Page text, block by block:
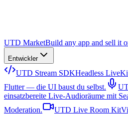
UTD MarketBuild any app and sell it
Entwickler
UTD Stream SDKHeadless
Flutter — die UI baust du selbst.
einsatzbereite Live-Audioräume mit
Moderation.
UTD Live Room Kit